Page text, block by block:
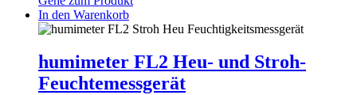
In den Warenkorb
humimeter FL2 Heu- und Stroh-
Feuchtemessgerät